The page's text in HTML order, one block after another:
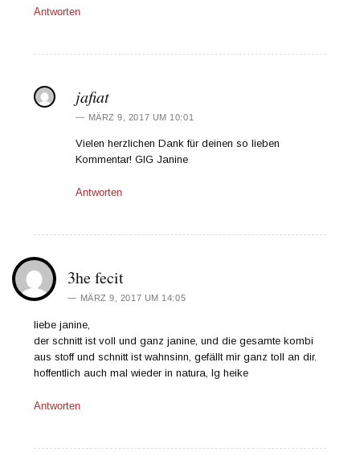
Antworten
jafiat
MÄRZ 9, 2017 UM 10:01
Vielen herzlichen Dank für deinen so lieben
Kommentar! GlG Janine
Antworten
3he fecit
MÄRZ 9, 2017 UM 14:05
liebe janine,
der schnitt ist voll und ganz janine, und die gesamte kombi
aus stoff und schnitt ist wahnsinn, gefällt mir ganz toll an dir.
hoffentlich auch mal wieder in natura, lg heike
Antworten